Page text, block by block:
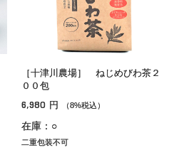
［十津川農場］ ねじめびわ茶２
００包
6,980 円 （8%税込）
在庫：○
二重包装不可